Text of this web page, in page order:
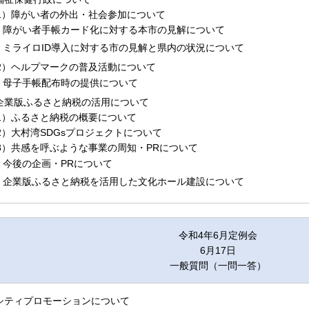
）障がい者の外出・社会参加について
障がい者手帳カード化に対する本市の見解について
ミライロID導入に対する市の見解と県内の状況について
）ヘルプマークの普及活動について
母子手帳配布時の提供について
業版ふるさと納税の活用について
）ふるさと納税の概要について
）大村湾SDGsプロジェクトについて
）共感を呼ぶような事業の周知・PRについて
今後の企画・PRについて
企業版ふるさと納税を活用した文化ホール建設について
令和4年6月定例会
6月17日
一般質問（一問一答）
ティプロモーションについて